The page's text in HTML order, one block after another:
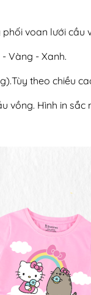
voan lưới
Vàng - Xanh.
theo chiều
vồng. Hình in